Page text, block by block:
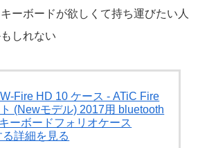
ーボードが欲しくて持ち運びたい人
しれない
Fire HD 10 ケース - ATiC Fire
(Newモデル) 2017用 bluetooth
ーボードフォリオケース
詳細を見る